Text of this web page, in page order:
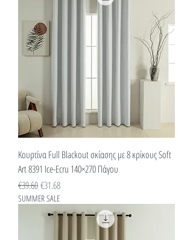
Κουρτίνα Full Blackout σκίασης με 8 κρίκους Soft
Art 8391 Ice-Ecru 140×270 Πάγου
Κανονική τιμή
€39.60Τιμή Έκπτωσης
€31.68
SUMMER SALE